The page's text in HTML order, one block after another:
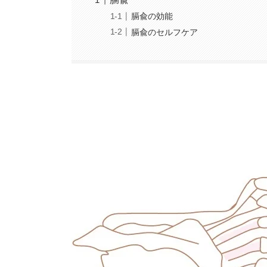
膈兪の効能
膈兪のセルフケア